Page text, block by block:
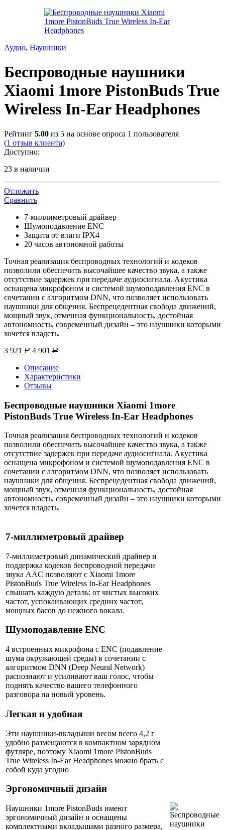
Аудио, Наушники
Беспроводные наушники
Xiaomi 1more PistonBuds True
Wireless In-Ear Headphones
Рейтинг 5.00 из 5 на основе опроса 1 пользователя
(1 отзыв клиента)
Доступно:
23 в наличии
Отложить
Сравнить
7-миллиметровый драйвер
Шумоподавление ENC
Защита от влаги IPX4
20 часов автономной работы
Точная реализация беспроводных технологий и кодеков
позволили обеспечить высочайшее качество звука, а также
отсутствие задержек при передаче аудиосигнала. Акустика
оснащена микрофоном и системой шумоподавления ENC в
сочетании с алгоритмом DNN, что позволяет использовать
наушники для общения. Беспрецедентная свобода движений,
мощный звук, отменная функциональность, достойная
автономность, современный дизайн – это наушники которыми
хочется владеть.
3 921
Р 4 901Р
Описание
Характеристики
Отзывы
Беспроводные наушники Xiaomi 1more
PistonBuds True Wireless In-Ear Headphones
Точная реализация беспроводных технологий и кодеков
позволили обеспечить высочайшее качество звука, а также
отсутствие задержек при передаче аудиосигнала. Акустика
оснащена микрофоном и системой шумоподавления ENC в
сочетании с алгоритмом DNN, что позволяет использовать
наушники для общения. Беспрецедентная свобода движений,
мощный звук, отменная функциональность, достойная
автономность, современный дизайн – это наушники которыми
хочется владеть.
7-миллиметровый драйвер
7-миллиметровый динамический драйвер и
поддержка кодеков беспроводной передачи
звука AAC позволяют с Xiaomi 1more
PistonBuds True Wireless In-Ear Headphones
слышать каждую деталь: от чистых высоких
частот, успокаивающих средних частот,
мощных басов до нежного вокала.
Шумоподавление ENC
4 встроенных микрофона с ENC (подавление
шума окружающей среды) в сочетании с
алгоритмом DNN (Deep Neural Network)
распознают и усиливают ваш голос, чтобы
поднять качество вашего телефонного
разговора на новый уровень.
Легкая и удобная
Эти наушники-вкладыши весом всего 4,2 г
удобно размещаются в компактном зарядном
футляре, поэтому Xiaomi 1more PistonBuds
True Wireless In-Ear Headphones можно брать с
собой куда угодно
Эргономичный дизайн
Наушники 1more PistonBuds имеют
эргономичный дизайн и оснащены
комплектными вкладышами разного размера,